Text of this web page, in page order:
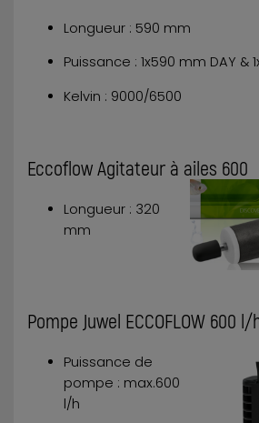
Longueur : 590 mm
Puissance : 1x590 mm DAY &
Kelvin : 9000/6500
Eccoflow Agitateur à ailes 600
Longueur : 320
mm
Pompe Juwel ECCOFLOW 600 l/
Puissance de
pompe : max.600
l/h